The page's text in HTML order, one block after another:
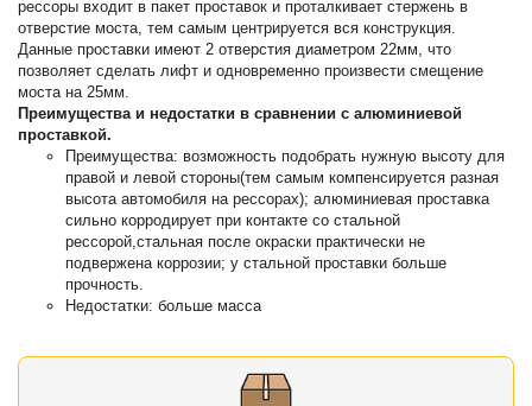
рессоры входит в пакет проставок и проталкивает стержень в
отверстие моста, тем самым центрируется вся конструкция.
Данные проставки имеют 2 отверстия диаметром 22мм, что
позволяет сделать лифт и одновременно произвести смещение
моста на 25мм.
Преимущества и недостатки в сравнении с алюминиевой
проставкой.
Преимущества: возможность подобрать нужную высоту для
правой и левой стороны(тем самым компенсируется разная
высота автомобиля на рессорах); алюминиевая проставка
сильно корродирует при контакте со стальной
рессорой,стальная после окраски практически не
подвержена коррозии; у стальной проставки больше
прочность.
Недостатки: больше масса